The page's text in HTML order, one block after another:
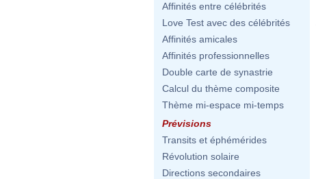
Affinités entre célébrités
Love Test avec des célébrités
Affinités amicales
Affinités professionnelles
Double carte de synastrie
Calcul du thème composite
Thème mi-espace mi-temps
Prévisions
Transits et éphémérides
Révolution solaire
Directions secondaires